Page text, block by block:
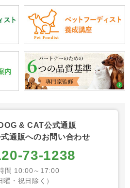
& CAT公式通販
通販へのお問い合わせ
73-1238
間 10:00～17:00
曜・祝日除く）